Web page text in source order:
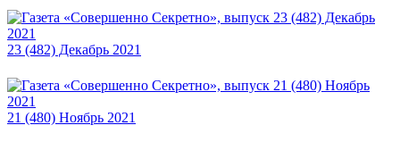
23 (482) Декабрь 2021
21 (480) Ноябрь 2021